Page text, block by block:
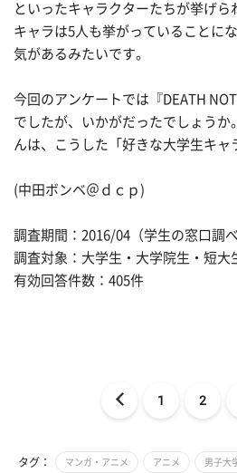
といったキャラクターたちが挙げら
キャラは5人も挙がっていることに
気があるみたいです。
今回のアンケートでは『DEATH
でしたが、いかがだったでしょうか
んは、こうした「好きな大学生キャ
(中田ボンベ＠ｄｃｐ)
調査期間：2016/04（学生の窓口調べ
調査対象：大学生・大学院生・短大
有効回答件数：405件
1 2
タグ： マンガ・アニメ アニメ 男子大